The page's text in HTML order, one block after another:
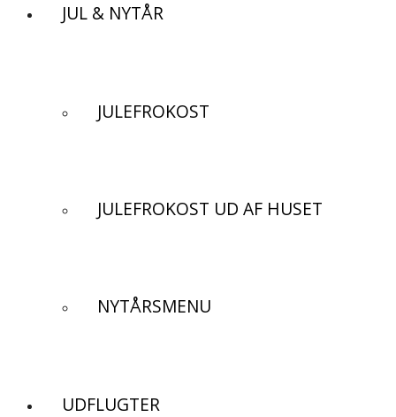
JUL & NYTÅR
JULEFROKOST
JULEFROKOST UD AF HUSET
NYTÅRSMENU
UDFLUGTER